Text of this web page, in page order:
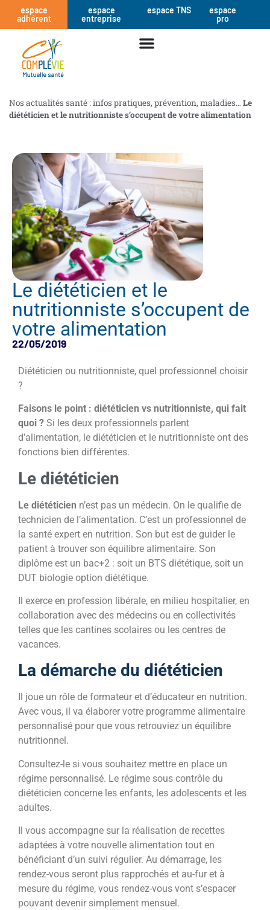
espace
adhérent
espace
entreprise
espace TNS
espace
pro
Nos actualités santé : infos pratiques, prévention, maladies… Le
diététicien et le nutritionniste s’occupent de votre alimentation
Le diététicien et le
nutritionniste s’occupent de
votre alimentation
22/05/2019
Diététicien ou nutritionniste, quel professionnel choisir
?
Faisons le point : diététicien vs nutritionniste, qui fait
quoi ? Si les deux professionnels parlent
d’alimentation, le diététicien et le nutritionniste ont des
fonctions bien différentes.
Le diététicien
Le diététicien n’est pas un médecin. On le qualifie de
technicien de l’alimentation. C’est un professionnel de
la santé expert en nutrition. Son but est de guider le
patient à trouver son équilibre alimentaire. Son
diplôme est un bac+2 : soit un BTS diététique, soit un
DUT biologie option diététique.
Il exerce en profession libérale, en milieu hospitalier, en
collaboration avec des médecins ou en collectivités
telles que les cantines scolaires ou les centres de
vacances.
La démarche du diététicien
Il joue un rôle de formateur et d’éducateur en nutrition.
Avec vous, il va élaborer votre programme alimentaire
personnalisé pour que vous retrouviez un équilibre
nutritionnel.
Consultez-le si vous souhaitez mettre en place un
régime personnalisé. Le régime sous contrôle du
diététicien concerne les enfants, les adolescents et les
adultes.
Il vous accompagne sur la réalisation de recettes
adaptées à votre nouvelle alimentation tout en
bénéficiant d’un suivi régulier. Au démarrage, les
rendez-vous seront plus rapprochés et au-fur et à
mesure du régime, vous rendez-vous vont s’espacer
pouvant devenir simplement mensuel.